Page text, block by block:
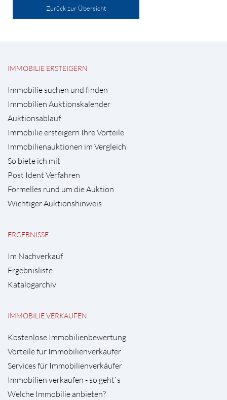
Zurück zur Übersicht
IMMOBILIE ERSTEIGERN
Immobilie suchen und finden
Immobilien Auktionskalender
Auktionsablauf
Immobilie ersteigern Ihre Vorteile
Immobilienauktionen im Vergleich
So biete ich mit
Post Ident Verfahren
Formelles rund um die Auktion
Wichtiger Auktionshinweis
ERGEBNISSE
Im Nachverkauf
Ergebnisliste
Katalogarchiv
IMMOBILIE VERKAUFEN
Kostenlose Immobilienbewertung
Vorteile für Immobilienverkäufer
Services für Immobilienverkäufer
Immobilien verkaufen - so geht`s
Welche Immobilie anbieten?